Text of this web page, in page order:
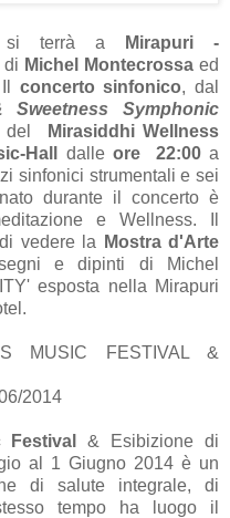
terrà a
Mirapuri -
di Michel Montecrossaed
concerto sinfonico, dal
Symphonic
del
Mirasiddhi Wellness
Hall dalle ore 22:00a
sinfonici strumentali e sei
durante il concerto è
e Wellness. Il
vedere la
Mostra d'Arte
e dipinti di Michel
esposta nella Mirapuri
MUSIC FESTIVAL &
2014
Festival
& Esibizione di
al 1 Giugno 2014 è un
di salute integrale, di
tempo ha luogo il